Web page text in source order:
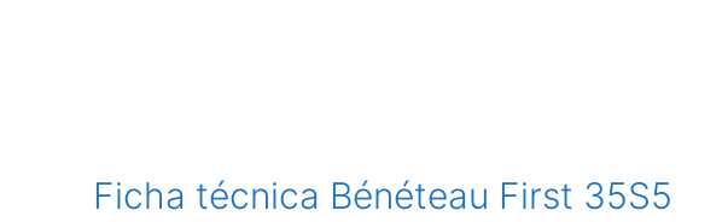
Ficha técnica Bénéteau First 35S5